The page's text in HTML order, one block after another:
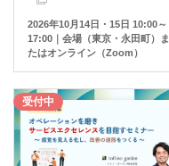
2026年10月14日・15日 10:00～
17:00｜会場（東京・永田町）ま
たはオンライン（Zoom）
受付中